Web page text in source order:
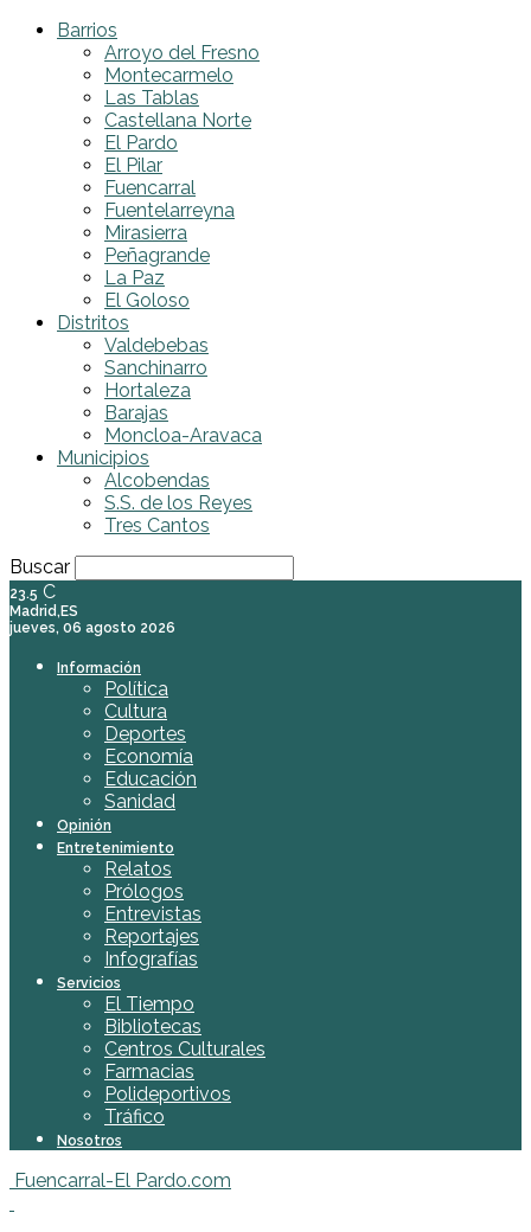
Barrios
Arroyo del Fresno
Montecarmelo
Las Tablas
Castellana Norte
El Pardo
El Pilar
Fuencarral
Fuentelarreyna
Mirasierra
Peñagrande
La Paz
El Goloso
Distritos
Valdebebas
Sanchinarro
Hortaleza
Barajas
Moncloa-Aravaca
Municipios
Alcobendas
S.S. de los Reyes
Tres Cantos
Buscar
23.5 C
Madrid,ES
jueves, 06 agosto 2026
Información
Política
Cultura
Deportes
Economía
Educación
Sanidad
Opinión
Entretenimiento
Relatos
Prólogos
Entrevistas
Reportajes
Infografías
Servicios
El Tiempo
Bibliotecas
Centros Culturales
Farmacias
Polideportivos
Tráfico
Nosotros
Fuencarral-El Pardo.com